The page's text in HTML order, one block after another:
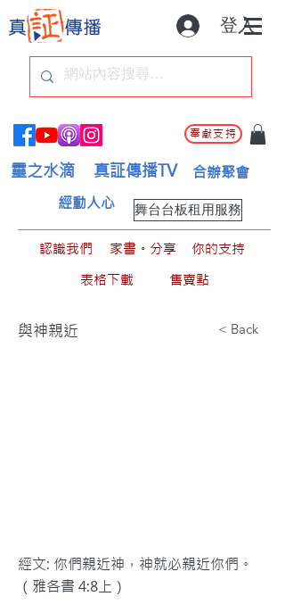
登入
奉獻支持
靈之水滴 真証傳播TV 合辦聚會
舞台台板租用服務
經動人心
認識我們 家書。分享
你的支持
表格下載
售賣點
與神親近 < Back
經文: 你們親近神，神就必親近你們。
（雅各書 4:8上）